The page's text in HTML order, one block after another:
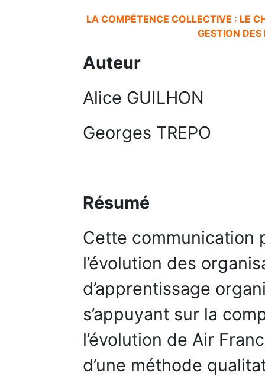
LA COMPÉTENCE COLLECTIVE : LE
GESTION
Auteur
Alice GUILHON
Georges TREPO
Résumé
Cette communication
l’évolution des
d’apprentissage
s’appuyant sur la
l’évolution de Air
d’une méthode